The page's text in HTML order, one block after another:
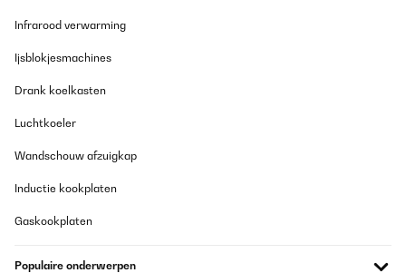
Sind zufrieden, ist halt keine große.
Amazon-Benutzer
Vertaal
Infrarood verwarming
Ijsblokjesmachines
Drank koelkasten
Luchtkoeler
Wandschouw afzuigkap
Inductie kookplaten
Gaskookplaten
Populaire onderwerpen